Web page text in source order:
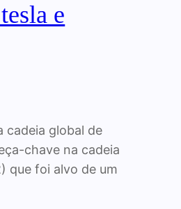
e
cadeia global de
chave na cadeia
que foi alvo de um